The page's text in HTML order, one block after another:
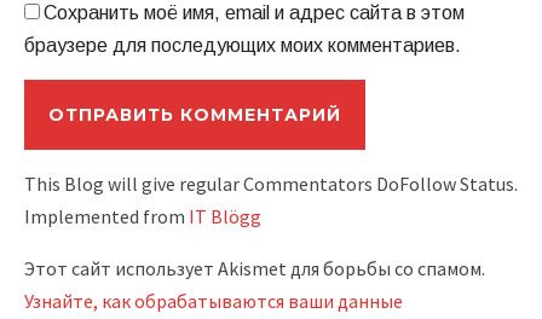
Сохранить моё имя, email и адрес сайта в этом
браузере для последующих моих комментариев.
This Blog will give regular Commentators DoFollow Status.
Implemented from IT Blögg
Этот сайт использует Akismet для борьбы со спамом.
Узнайте, как обрабатываются ваши данные